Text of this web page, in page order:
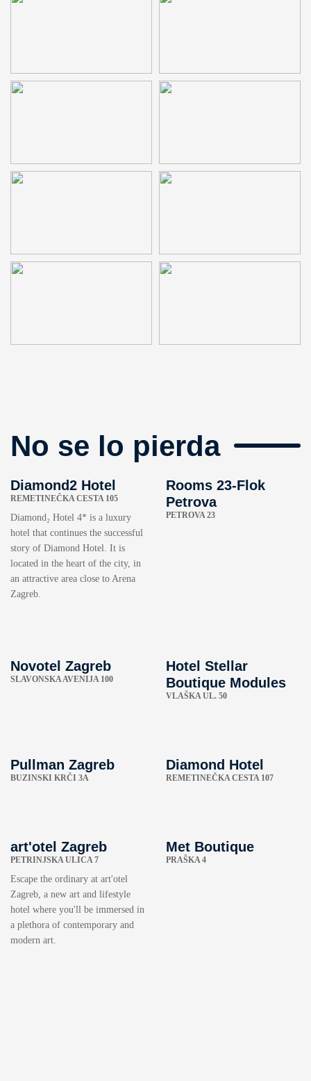
No se lo pierda
Diamond2 Hotel
REMETINEČKA CESTA 105
Diamond₂ Hotel 4* is a luxury
hotel that continues the successful
story of Diamond Hotel. It is
located in the heart of the city, in
an attractive area close to Arena
Zagreb.
Rooms 23-Flok
Petrova
PETROVA 23
Novotel Zagreb
SLAVONSKA AVENIJA 100
Hotel Stellar
Boutique Modules
VLAŠKA UL. 50
Pullman Zagreb
BUZINSKI KRČI 3A
Diamond Hotel
REMETINEČKA CESTA 107
art'otel Zagreb
PETRINJSKA ULICA 7
Escape the ordinary at art'otel
Zagreb, a new art and lifestyle
hotel where you'll be immersed in
a plethora of contemporary and
modern art.
Met Boutique
PRAŠKA 4